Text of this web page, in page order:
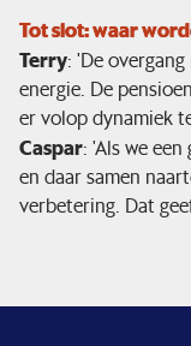
Tot slot: waar
Terry: 'De
energie. De
er volop dynamiek
Caspar: 'Als we
en daar samen
verbetering. Dat